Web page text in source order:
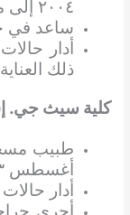
٢٠٠٤ إلى مارس ٢٠٠٦
ساعد في
أدار
ذلك
كلية سيث جي.
طبيب
أغسطس ٢٠٠٣ إلى يناير ٢٠٠٤
أدار